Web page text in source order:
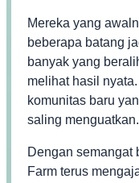
Mereka yang
beberapa batang
banyak yang
melihat hasil
komunitas baru
saling menguatkan.
Dengan semangat
Farm terus